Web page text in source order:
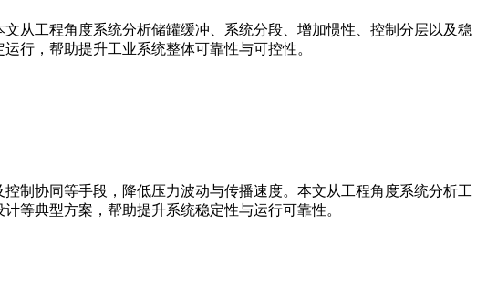
从工程角度系统分析储罐缓冲、系统分段、增加惯性、控制分层以及稳
行，帮助提升工业系统整体可靠性与可控性。
制协同等手段，降低压力波动与传播速度。本文从工程角度系统分析工
等典型方案，帮助提升系统稳定性与运行可靠性。